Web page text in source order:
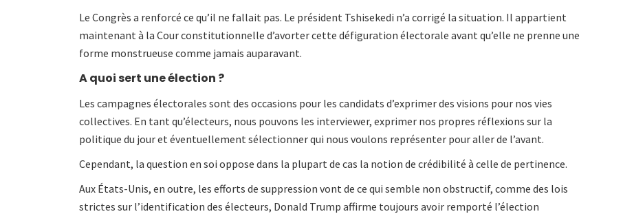
Le Congrès a renforcé ce qu’il ne fallait pas. Le président Tshisekedi n’a corrigé la situation. Il appartient
maintenant à la Cour constitutionnelle d’avorter cette défiguration électorale avant qu’elle ne prenne une
forme monstrueuse comme jamais auparavant.
A quoi sert une élection ?
Les campagnes électorales sont des occasions pour les candidats d’exprimer des visions pour nos vies
collectives. En tant qu’électeurs, nous pouvons les interviewer, exprimer nos propres réflexions sur la
politique du jour et éventuellement sélectionner qui nous voulons représenter pour aller de l’avant.
Cependant, la question en soi oppose dans la plupart de cas la notion de crédibilité à celle de pertinence.
Aux États-Unis, en outre, les efforts de suppression vont de ce qui semble non obstructif, comme des lois
strictes sur l’identification des électeurs, Donald Trump affirme toujours avoir remporté l’élection